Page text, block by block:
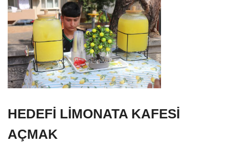
HEDEFİ LİMONATA KAFESİ
AÇMAK